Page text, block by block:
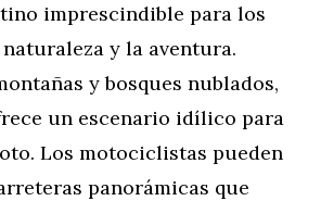
imprescindible para los
y la aventura.
y bosques nublados,
un escenario idílico para
Los motociclistas pueden
panorámicas que